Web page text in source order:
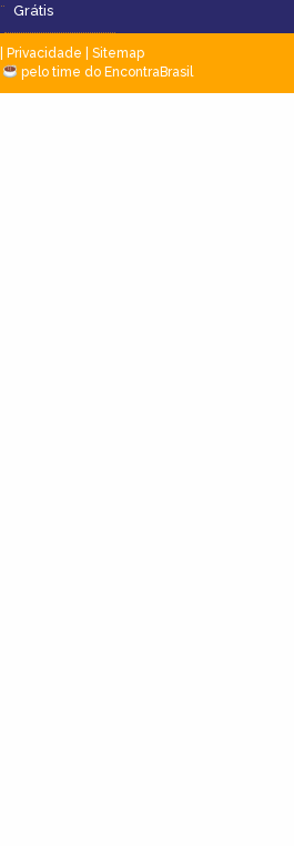
Grátis
Privacidade
Sitemap
pelo time do EncontraBrasil